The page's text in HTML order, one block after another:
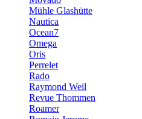
Mühle Glashütte
Nautica
Ocean7
Omega
Oris
Perrelet
Rado
Raymond Weil
Revue Thommen
Roamer